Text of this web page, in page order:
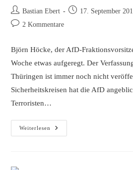
Beitrags-
Autor:
Bastian Ebert
Beitrag17. September
Beitrags-2 Kommentare
Björn Höcke, der AfD-
Woche etwas aufgeregt. Der
Thüringen ist immer noch nicht
Sicherheitskreisen hat die AfD
Terroristen…
Weiterlesen
Höcke
Hoax